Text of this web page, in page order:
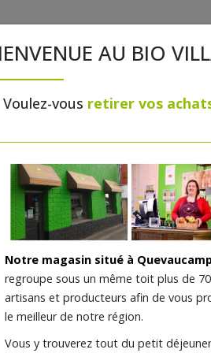
PLATS TRAITEUR
HYGIÈNE DU CORPS BEAUTÉ
AU BIO
Voulez-vous retirer vos
Notre magasin situé à
regroupe sous un même toit plus de 70
artisans et producteurs afin de vous
le meilleur de notre région.
Vous y trouverez tout du petit